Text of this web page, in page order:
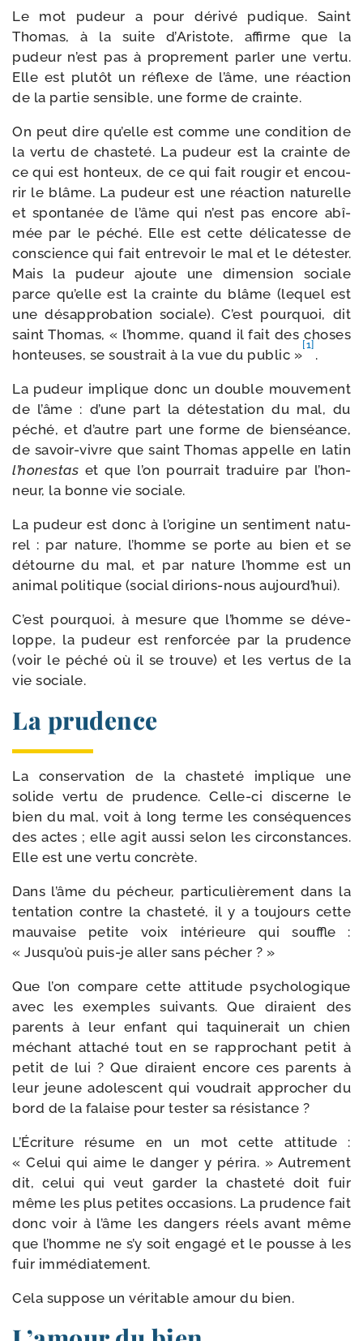
Le mot pudeur a pour déri­vé pudique. Saint
Thomas, à la suite d’Aristote, affirme que la
pudeur n’est pas à pro­pre­ment par­ler une ver­tu.
Elle est plu­tôt un réflexe de l’âme, une réac­tion
de la par­tie sen­sible, une forme de crainte.
On peut dire qu’elle est comme une condi­tion de
la ver­tu de chaste­té. La pudeur est la crainte de
ce qui est hon­teux, de ce qui fait rou­gir et encou­
rir le blâme. La pudeur est une réac­tion natu­relle
et spon­ta­née de l’âme qui n’est pas encore abî­
mée par le péché. Elle est cette déli­ca­tesse de
conscience qui fait entre­voir le mal et le détes­ter.
Mais la pudeur ajoute une dimen­sion sociale
parce qu’elle est la crainte du blâme (le­quel est
une désap­pro­ba­tion sociale). C’est pour­quoi, dit
saint Thomas, « l’homme, quand il fait des choses
hon­teuses, se sous­trait à la vue du public »
[1]
.
La pudeur implique donc un double mou­ve­ment
de l’âme : d’une part la détes­ta­tion du mal, du
péché, et d’autre part une forme de bien­séance,
de savoir-​vivre que saint Thomas appelle en latin
l’honestas et que l’on pour­rait tra­duire par l’hon­
neur, la bonne vie sociale.
La pudeur est donc à l’origine un sen­ti­ment natu­
rel : par na­ture, l’homme se porte au bien et se
détourne du mal, et par nature l’homme est un
ani­mal poli­tique (social dirions-​nous aujourd’hui).
C’est pour­quoi, à mesure que l’homme se déve­
loppe, la pudeur est ren­for­cée par la pru­dence
(voir le péché où il se trouve) et les ver­tus de la
vie sociale.
La prudence
La conser­va­tion de la chas­te­té im­plique une
solide ver­tu de pru­dence. Celle-​ci dis­cerne le
bien du mal, voit à long terme les consé­quences
des actes ; elle agit aus­si selon les cir­cons­tances.
Elle est une ver­tu concrète.
Dans l’âme du pécheur, particu­lièrement dans la
ten­ta­tion contre la chas­te­té, il y a tou­jours cette
mau­vaise petite voix inté­rieure qui souffle :
« Jusqu’où puis-​je aller sans pécher ? »
Que l’on com­pare cette atti­tude psy­cho­lo­gique
avec les exemples sui­vants. Que diraient des
parents à leur enfant qui taqui­ne­rait un chien
méchant atta­ché tout en se rap­pro­chant petit à
petit de lui ? Que diraient encore ces parents à
leur jeune ado­les­cent qui vou­drait appro­cher du
bord de la falaise pour tes­ter sa résistance ?
L’Écriture résume en un mot cette atti­tude :
« Celui qui aime le dan­ger y péri­ra. » Autrement
dit, celui qui veut gar­der la chas­te­té doit fuir
même les plus petites occa­sions. La pru­dence fait
donc voir à l’âme les dan­gers réels avant même
que l’homme ne s’y soit enga­gé et le pousse à les
fuir immédiatement.
Cela sup­pose un véri­table amour du bien.